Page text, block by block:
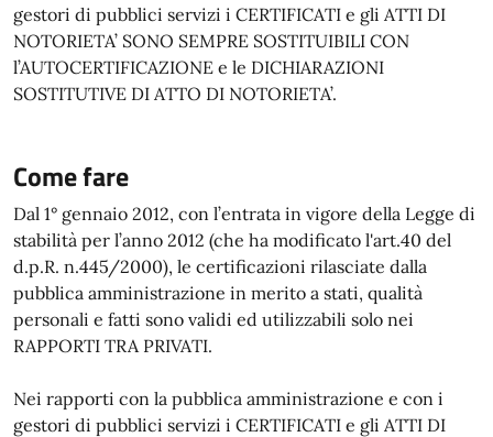
gestori di pubblici servizi i CERTIFICATI e gli ATTI DI
NOTORIETA’ SONO SEMPRE SOSTITUIBILI CON
l’AUTOCERTIFICAZIONE e le DICHIARAZIONI
SOSTITUTIVE DI ATTO DI NOTORIETA’.
Come fare
Dal 1° gennaio 2012, con l’entrata in vigore della Legge di
stabilità per l’anno 2012 (che ha modificato l'art.40 del
d.p.R. n.445/2000), le certificazioni rilasciate dalla
pubblica amministrazione in merito a stati, qualità
personali e fatti sono validi ed utilizzabili solo nei
RAPPORTI TRA PRIVATI.
Nei rapporti con la pubblica amministrazione e con i
gestori di pubblici servizi i CERTIFICATI e gli ATTI DI